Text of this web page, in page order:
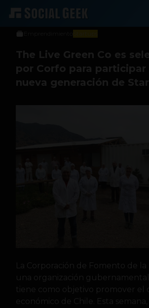
Social Geek
14 de julio de 2021
The Live Green Co es
por Corfo para participar
nueva generación de
La Corporación de Fomento de la
una organización
tiene como objetivo promover el
económico de Chile. Esta